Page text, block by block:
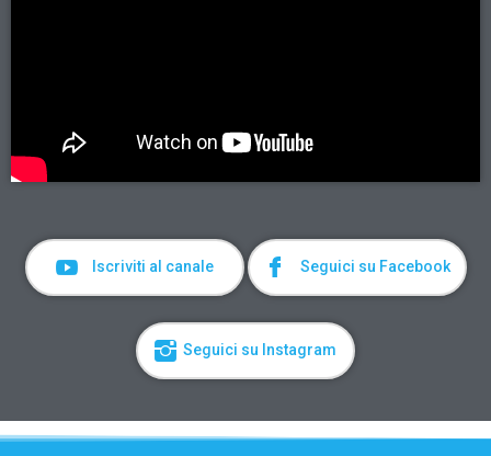
Iscriviti al canale Seguici su Facebook
Seguici su Instagram